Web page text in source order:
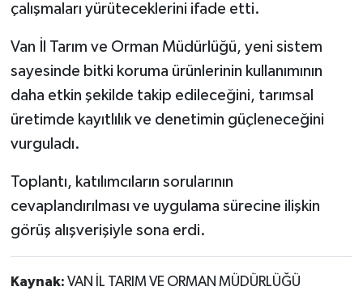
çalışmaları yürüteceklerini ifade etti.
Van İl Tarım ve Orman Müdürlüğü, yeni sistem
sayesinde bitki koruma ürünlerinin kullanımının
daha etkin şekilde takip edileceğini, tarımsal
üretimde kayıtlılık ve denetimin güçleneceğini
vurguladı.
Toplantı, katılımcıların sorularının
cevaplandırılması ve uygulama sürecine ilişkin
görüş alışverişiyle sona erdi.
Kaynak: VAN İL TARIM VE ORMAN MÜDÜRLÜĞÜ